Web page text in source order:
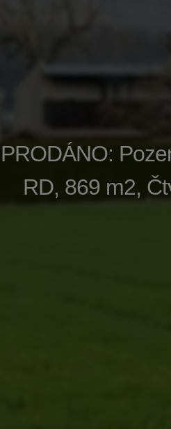
PRODÁNO:
RD, 869 m2,